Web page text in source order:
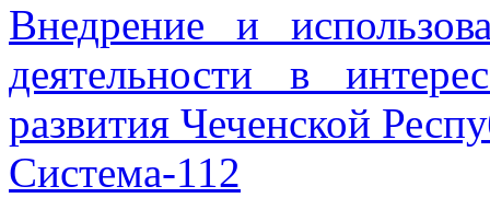
Внедрение и
деятельности в
развития Чеченской
Система-112